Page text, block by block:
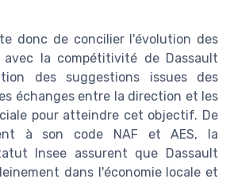
donc de concilier l'évolution des
avec la compétitivité de Dassault
des suggestions issues des
échanges entre la direction et les
pour atteindre cet objectif. De
à son code NAF et AES, la
Insee assurent que Dassault
dans l'économie locale et